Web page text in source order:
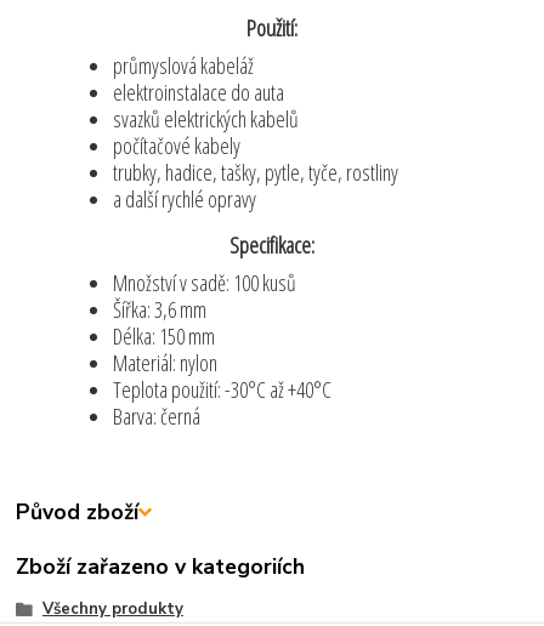
Použití:
průmyslová kabeláž
elektroinstalace do auta
svazků elektrických kabelů
počítačové kabely
trubky, hadice, tašky, pytle, tyče, rostliny
a další rychlé opravy
Specifikace:
Množství v sadě: 100 kusů
Šířka: 3,6 mm
Délka: 150 mm
Materiál: nylon
Teplota použití: -30°C až +40°C
Barva: černá
Původ zboží
Zboží zařazeno v kategoriích
Všechny produkty